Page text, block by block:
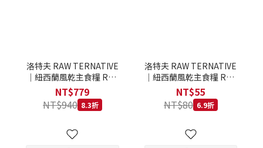
洛特夫 RAW TERNATIVE
｜紐西蘭風乾主食糧 RT3
羊肉 454g｜風乾主食糧 羊
肉 全齡犬 狗飼料
NT$779
NT$940 8.3折
洛特夫 RAW TERNATIVE
｜紐西蘭風乾主食糧 RT3
羊肉 25g｜風乾主食糧 羊
肉 全齡犬 狗飼料
NT$55
NT$80 6.9折